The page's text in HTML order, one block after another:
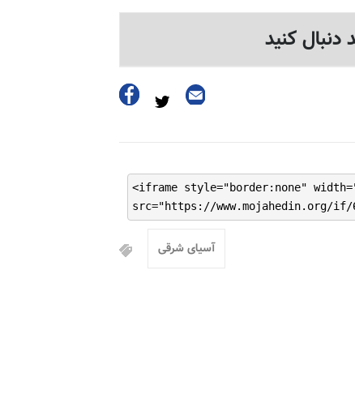
دنبال کنید
<iframe style="border:none"
src="https://www.mojahedin.org/if/
آسیای شرقی